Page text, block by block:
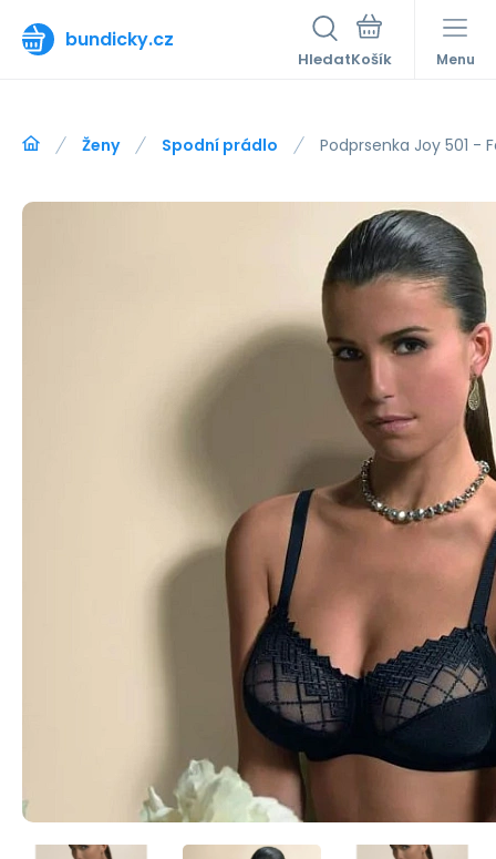
bundicky.cz
Hledat Menu
Ženy Spodní prádlo Podprsenka Joy 501 -